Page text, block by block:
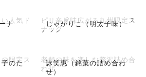
ナ
人気ド
じゃがりこ（明太子味）
ピリ辛旨味広がる九州限定ス
ナック
のた
限定ス
詠笑惠（銘菓の詰め合わ
せ）
老舗の味を楽しむ贅沢詰め合
わせ